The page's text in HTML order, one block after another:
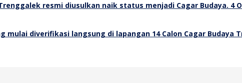
4
14 Calon Cagar Budaya